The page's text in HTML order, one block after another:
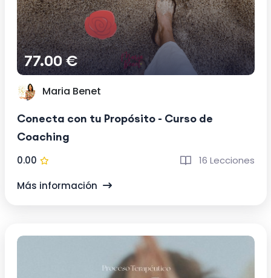
77.00 €
Maria Benet
Conecta con tu Propósito - Curso de
Coaching
0.00
16 Lecciones
Más información